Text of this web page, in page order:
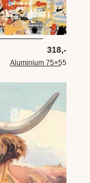
318,-
Aluminium 75×55